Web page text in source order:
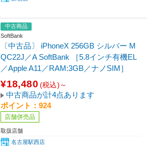
中古商品
SoftBank
〔中古品〕 iPhoneX 256GB シルバー M
QC22J／A SoftBank ［5.8インチ有機EL
／Apple A11／RAM:3GB／ナノSIM］
¥18,480 (税込)～
中古商品が計4点あります
ポイント：924
店舗併売品
取扱店舗
名古屋駅西店